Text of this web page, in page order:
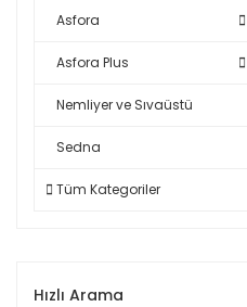
Asfora
Asfora Plus
Nemliyer ve Sıvaüstü
Sedna
Tüm Kategoriler
Hızlı Arama